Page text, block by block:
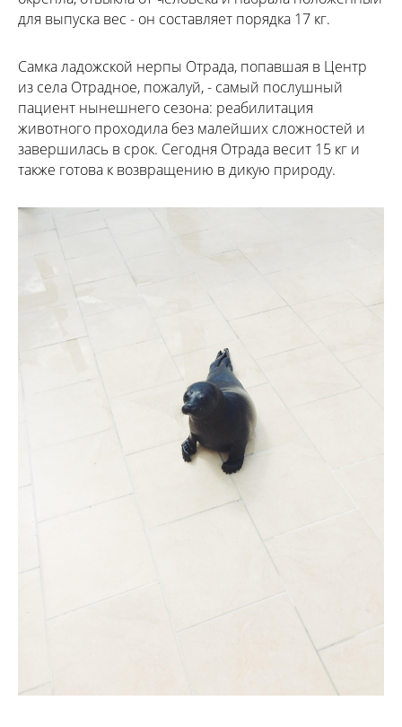
для выпуска вес - он составляет порядка 17 кг.
Самка ладожской нерпы Отрада, попавшая в Центр
из села Отрадное, пожалуй, - самый послушный
пациент нынешнего сезона: реабилитация
животного проходила без малейших сложностей и
завершилась в срок. Сегодня Отрада весит 15 кг и
также готова к возвращению в дикую природу.